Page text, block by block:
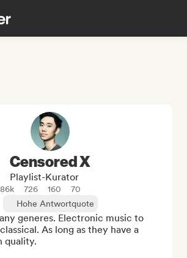
Censored X
Playlist-Kurator
86k 726 160
70
Hohe Antwortquote
generes. Electronic music to
As long as they have a
quality.